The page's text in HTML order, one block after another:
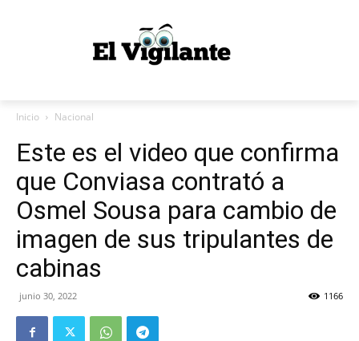
Inicio Nacional
Este es el video que confirma
que Conviasa contrató a
Osmel Sousa para cambio de
imagen de sus tripulantes de
cabinas
junio 30, 2022 1166